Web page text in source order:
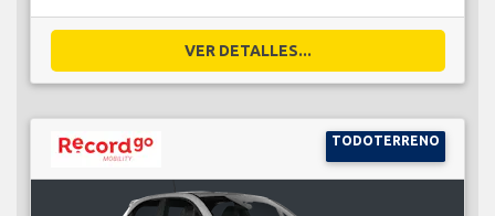
VER DETALLES...
TODOTERRENO